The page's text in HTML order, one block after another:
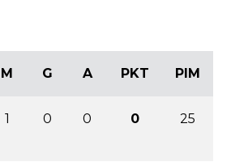
M G A PKT PIM
1 0 0 0 25